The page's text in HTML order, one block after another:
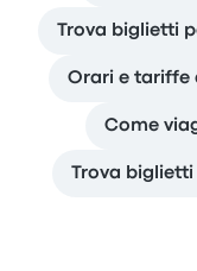
Trova biglietti
Orari e tariffe
Come
Trova